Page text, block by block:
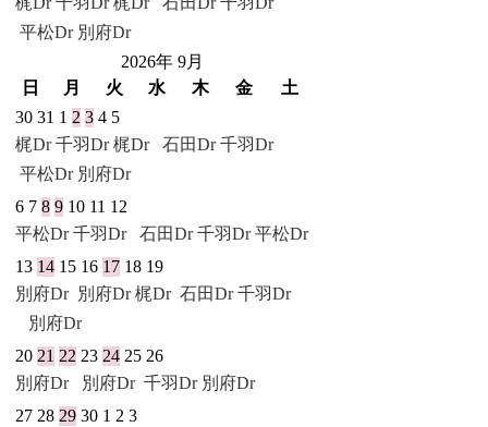
平松Dr 別府Dr
2026年 9月
日
月 火 水 木 金
土
30 31 1 2 3 4 5
梶Dr 千羽Dr 梶Dr 石田Dr 千羽Dr
平松Dr 別府Dr
6 7 8 9 10 11 12
平松Dr 千羽Dr 石田Dr 千羽Dr 平松Dr
13 14 15 16 17 18 19
別府Dr 別府Dr 梶Dr 石田Dr 千羽Dr
別府Dr
20 21 22 23 24 25 26
別府Dr
別府Dr 千羽Dr 別府Dr
27 28 29 30 1 2 3